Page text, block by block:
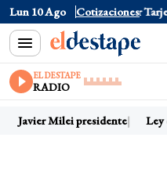
Lun 10 Ago Cotizaciones
Oficial $1520 Dólar Tarjeta
EL DESTAPE
RADIO
Javier Milei presidente Ley